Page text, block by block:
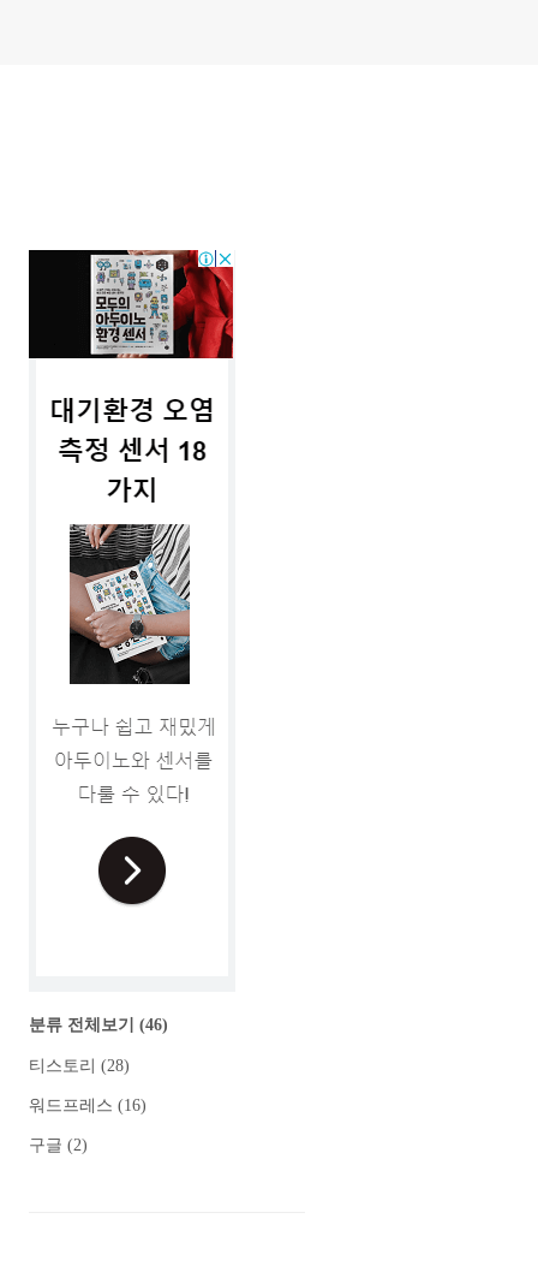
분류 전체보기 (46)
티스토리 (28)
워드프레스 (16)
구글 (2)